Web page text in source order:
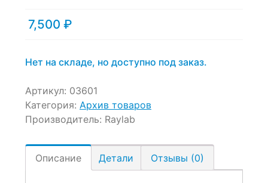
7,500 ₽
Нет на складе, но доступно под заказ.
Артикул: 03601
Категория: Архив товаров
Производитель: Raylab
Описание Детали Отзывы (0)